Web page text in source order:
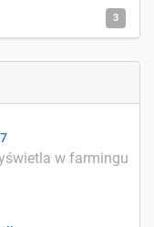
3
w farmingu